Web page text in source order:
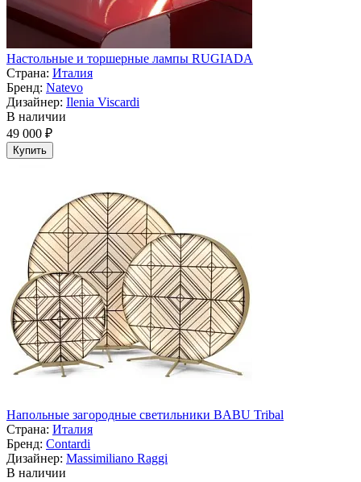
Настольные и торшерные лампы RUGIADA
Страна: Италия
Бренд: Natevo
Дизайнер: Ilenia Viscardi
В наличии
49 000 ₽
Купить
Напольные загородные светильники BABU Tribal
Страна: Италия
Бренд: Contardi
Дизайнер: Massimiliano Raggi
В наличии